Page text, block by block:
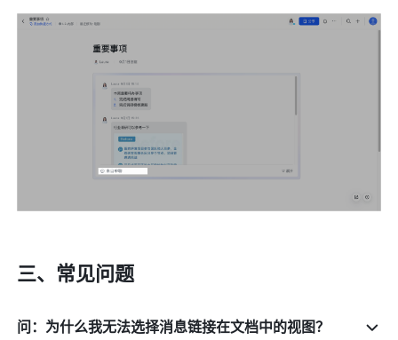
三、常见问题
问：为什么我无法选择消息链接在文档中的视图？